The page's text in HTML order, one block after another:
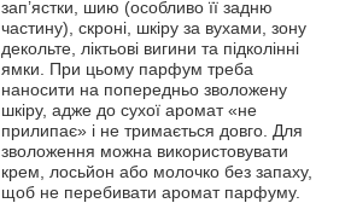
зап’ястки, шию (особливо її задню
частину), скроні, шкіру за вухами, зону
декольте, ліктьові вигини та підколінні
ямки. При цьому парфум треба
наносити на попередньо зволожену
шкіру, адже до сухої аромат «не
прилипає» і не тримається довго. Для
зволоження можна використовувати
крем, лосьйон або молочко без запаху,
щоб не перебивати аромат парфуму.